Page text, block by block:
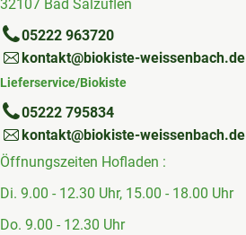
32107 Bad Salzuflen
05222 963720
kontakt@biokiste-weissenbach.de
Lieferservice/Biokiste
05222 795834
kontakt@biokiste-weissenbach.de
Öffnungszeiten Hofladen :
Di. 9.00 - 12.30 Uhr, 15.00 - 18.00 Uhr
Do. 9.00 - 12.30 Uhr